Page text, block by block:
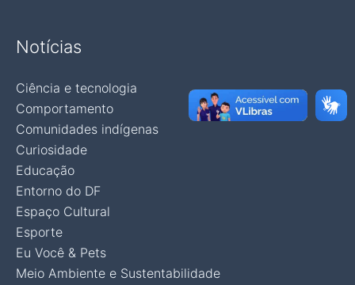
Notícias
Ciência e tecnologia
Comportamento
Comunidades indígenas
Curiosidade
Educação
Entorno do DF
Espaço Cultural
Esporte
Eu Você & Pets
Meio Ambiente e Sustentabilidade